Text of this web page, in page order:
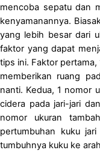
mencoba sepatu dan
kenyamanannya.
yang lebih besar dari
faktor yang dapat
tips ini. Faktor
memberikan ruang
nanti. Kedua, 1 nomor
cidera pada jari-jari
nomor ukuran
pertumbuhan kuku
tumbuhnya kuku ke